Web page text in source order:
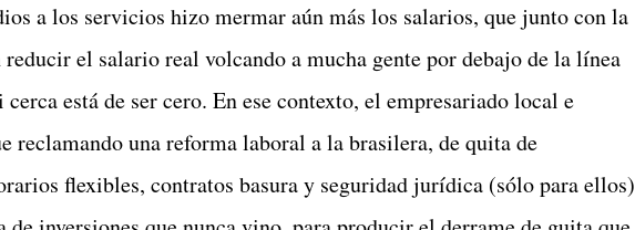
a los servicios hizo mermar aún más los salarios, que junto con la
el salario real volcando a mucha gente por debajo de la línea
cerca está de ser cero. En ese contexto, el empresariado local e
reclamando una reforma laboral a la brasilera, de quita de
flexibles, contratos basura y seguridad jurídica (sólo para ellos)